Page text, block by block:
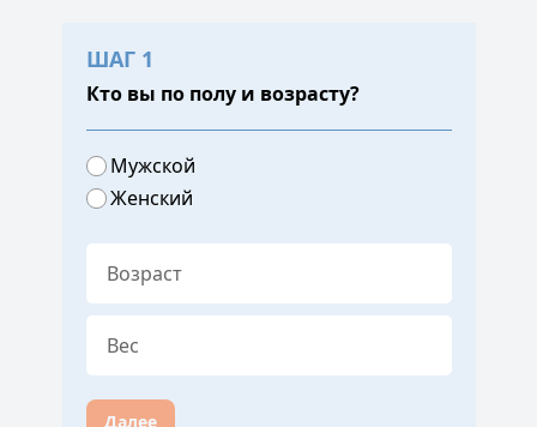
ШАГ 1
Кто вы по полу и возрасту?
Мужской
Женский
Далее